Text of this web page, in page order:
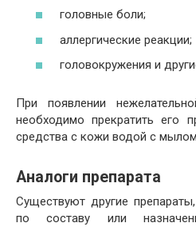
головные боли;
аллергические реакции;
головокружения и
При появлении
необходимо прекратить его
средства с кожи водой с
Аналоги препарата
Существуют другие
по составу или